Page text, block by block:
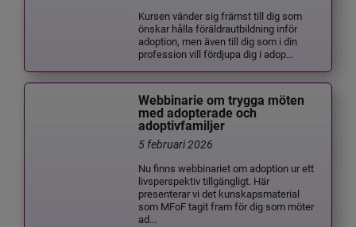
Kursen vänder sig främst till dig som
önskar hålla föräldrautbildning inför
adoption, men även till dig som i din
profession vill fördjupa dig i adop...
Webbinarie om trygga möten
med adopterade och
adoptivfamiljer
5 februari 2026
Nu finns webbinariet om adoption ur ett
livsperspektiv tillgängligt. Här
presenterar vi det kunskapsmaterial
som MFoF tagit fram för dig som möter
ad...